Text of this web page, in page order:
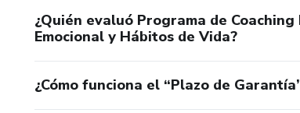
¿Quién evaluó Programa de
Emocional y Hábitos de Vida?
¿Cómo funciona el “Plazo de